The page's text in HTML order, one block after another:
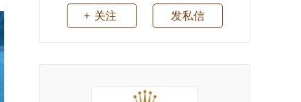
关注 发私信